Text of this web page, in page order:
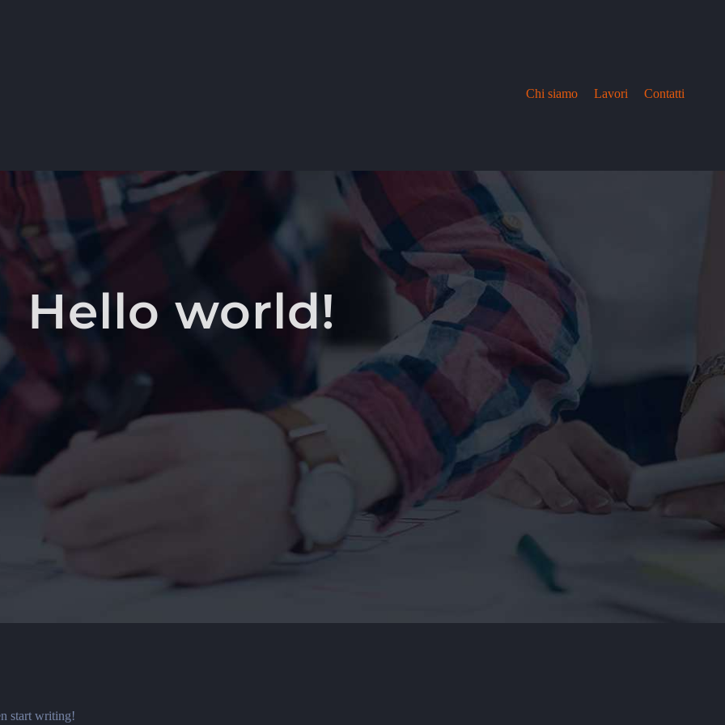
Chi siamo Lavori Contatti
Hello world!
start writing!